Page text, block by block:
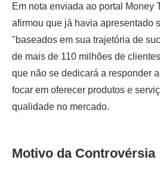
Em nota enviada ao portal Money
afirmou que já havia apresentado
"baseados em sua trajetória de
de mais de 110 milhões de
que não se dedicará a responder
focar em oferecer produtos e
qualidade no mercado.
Motivo da Controvérsia